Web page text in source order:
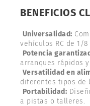
BENEFICIOS
Universalidad:
vehículos RC de 1/8
Potencia
arranques rápidos
Versatilidad en
diferentes tipos de
Portabilidad:
a pistas o talleres.